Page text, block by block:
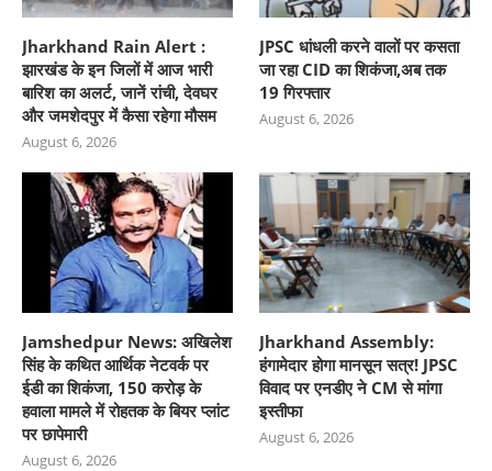
Jharkhand Rain Alert :
झारखंड के इन जिलों में आज भारी
बारिश का अलर्ट, जानें रांची, देवघर
और जमशेदपुर में कैसा रहेगा मौसम
August 6, 2026
JPSC धांधली करने वालों पर कसता
जा रहा CID का शिकंजा,अब तक
19 गिरफ्तार
August 6, 2026
Jamshedpur News: अखिलेश
सिंह के कथित आर्थिक नेटवर्क पर
ईडी का शिकंजा, 150 करोड़ के
हवाला मामले में रोहतक के बियर प्लांट
पर छापेमारी
August 6, 2026
Jharkhand Assembly:
हंगामेदार होगा मानसून सत्र! JPSC
विवाद पर एनडीए ने CM से मांगा
इस्तीफा
August 6, 2026